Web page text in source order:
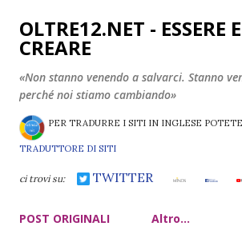
Passa ai contenuti
OLTRE12.NET - ESSERE E
CREARE
«Non stanno venendo a salvarci. Stanno
perché noi stiamo cambiando»
PER TRADURRE I SITI IN INGLESE
TRADUTTORE DI SITI
ci trovi su: TWITTER
POST ORIGINALI Altro…